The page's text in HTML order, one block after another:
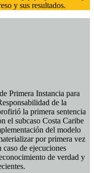
y sus resultados.
Primera Instancia para
de la
la primera sentencia
el subcaso Costa Caribe
del modelo
por primera vez
de ejecuciones
de verdad y